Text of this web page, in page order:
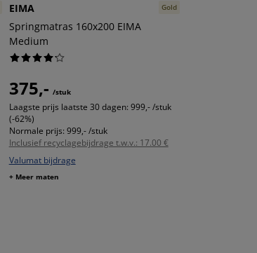
Gold
EIMA
Springmatras 160x200 EIMA
Medium
375,- /stuk
Laagste prijs laatste 30 dagen: 999,- /stuk
(-62%)
Normale prijs: 999,- /stuk
Inclusief recyclagebijdrage t.w.v.: 17.00 €
Valumat bijdrage
+ Meer maten